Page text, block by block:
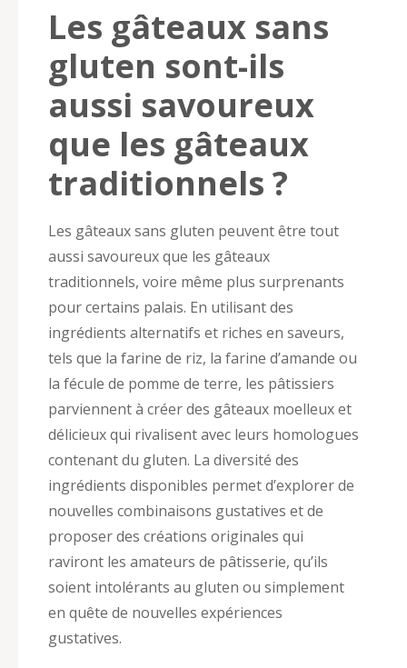
Les gâteaux sans
gluten sont-ils
aussi savoureux
que les gâteaux
traditionnels ?
Les gâteaux sans gluten peuvent être tout
aussi savoureux que les gâteaux
traditionnels, voire même plus surprenants
pour certains palais. En utilisant des
ingrédients alternatifs et riches en saveurs,
tels que la farine de riz, la farine d’amande ou
la fécule de pomme de terre, les pâtissiers
parviennent à créer des gâteaux moelleux et
délicieux qui rivalisent avec leurs homologues
contenant du gluten. La diversité des
ingrédients disponibles permet d’explorer de
nouvelles combinaisons gustatives et de
proposer des créations originales qui
raviront les amateurs de pâtisserie, qu’ils
soient intolérants au gluten ou simplement
en quête de nouvelles expériences
gustatives.